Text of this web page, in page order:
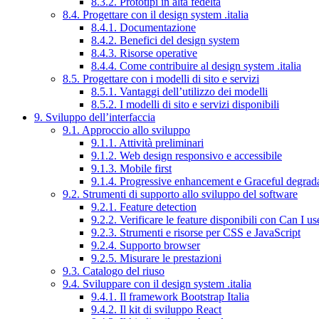
8.4. Progettare con il design system .italia
8.4.1. Documentazione
8.4.2. Benefici del design system
8.4.3. Risorse operative
8.4.4. Come contribuire al design system .italia
8.5. Progettare con i modelli di sito e servizi
8.5.1. Vantaggi dell’utilizzo dei modelli
8.5.2. I modelli di sito e servizi disponibili
9. Sviluppo dell’interfaccia
9.1. Approccio allo sviluppo
9.1.1. Attività preliminari
9.1.2. Web design responsivo e accessibile
9.1.3. Mobile first
9.1.4. Progressive enhancement e Graceful
9.2. Strumenti di supporto allo sviluppo del software
9.2.1. Feature detection
9.2.2. Verificare le feature disponibili con Can I
9.2.3. Strumenti e risorse per CSS e JavaScript
9.2.4. Supporto browser
9.2.5. Misurare le prestazioni
9.3. Catalogo del riuso
9.4. Sviluppare con il design system .italia
9.4.1. Il framework Bootstrap Italia
9.4.2. Il kit di sviluppo React